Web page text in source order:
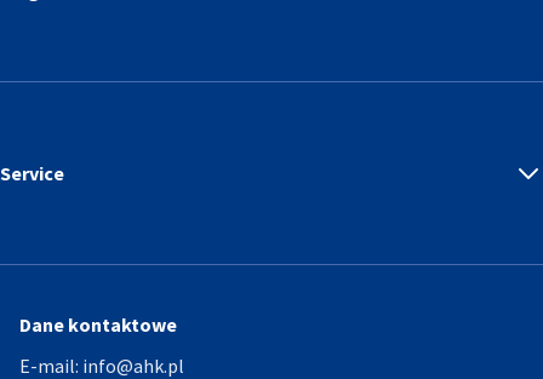
Service
Dane kontaktowe
E-mail: info@ahk.pl